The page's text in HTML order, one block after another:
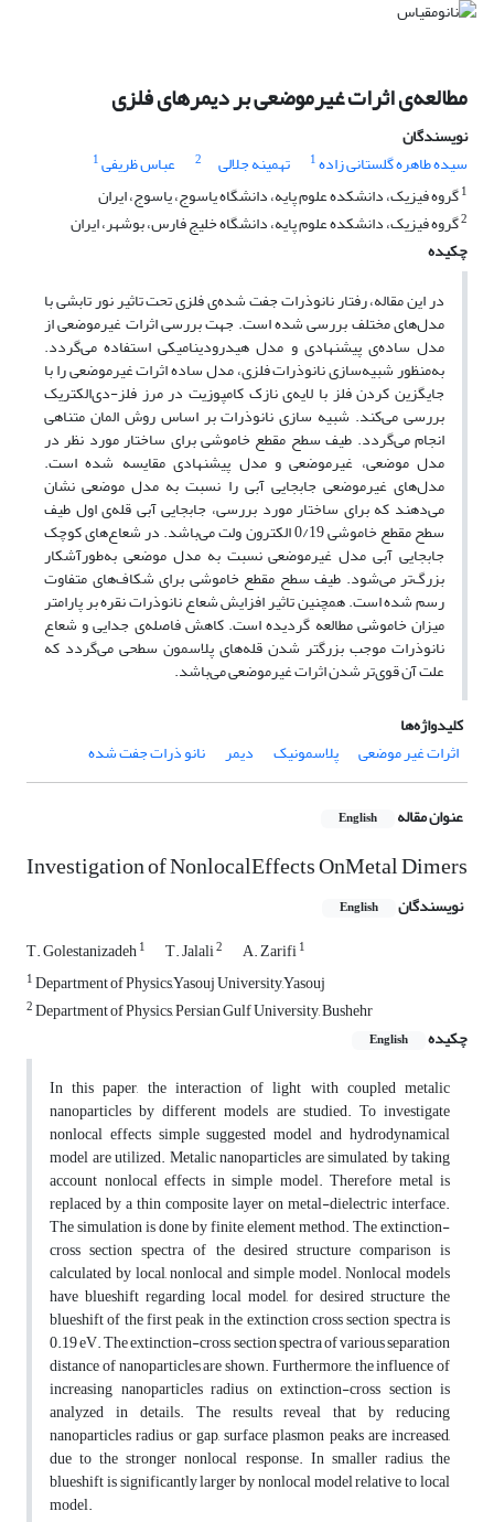
مطالعه‌ی اثرات غیرموضعی بر دیمرهای فلزی
نویسندگان
سیده طاهره گلستانی زاده1 تهمینه جلالی 2 عباس ظریفی1
1گروه فیزیک، دانشکده علوم پایه، دانشگاه یاسوج، یاسوج، ایران
2گروه فیزیک، دانشکده علوم پایه، دانشگاه خلیج فارس، بوشهر، ایران
چکیده
در این مقاله، رفتار نانوذرات جفت شده‌ی فلزی تحت تاثیر نور تابشی با
مدل‌های مختلف بررسی شده است. جهت بررسی اثرات غیرموضعی از
مدل ساده‌ی پیشنهادی و مدل هیدرودینامیکی استفاده ‌می‌گردد.
به‌منظور‌ شبیه‌سازی نانوذرات فلزی، مدل ساده اثرات غیر‌موضعی را با
جایگزین کردن فلز با لایه‌‌ی نازک کامپوزیت در مرز فلز-دی‌الکتریک
بررسی می‌کند. شبیه سازی‌ نانوذرات بر اساس روش المان متناهی
انجام می‌گردد. طیف سطح مقطع خاموشی برای ساختار مورد نظر در
مدل موضعی، غیرموضعی و مدل پیشنهادی مقایسه شده است.
مدل‌های غیرموضعی جابجایی آبی را نسبت به مدل موضعی نشان
می‌دهند که برای ساختار مورد بررسی، جابجایی آبی قله‌ی اول طیف
سطح مقطع خاموشی 0/19 الکترون ولت می‌باشد. در شعاع‌های کوچک
جابجایی آبی مدل‌ غیرموضعی نسبت به مدل موضعی به‌طورآشکار
بزرگ‌تر می‌شود. طیف سطح مقطع خاموشی برای شکاف‌های متفاوت
رسم شده است. همچنین تاثیر افزایش شعاع نانوذرات نقره بر پارامتر
میزان خاموشی مطالعه گردیده است. کاهش فاصله‌‌ی جدایی و شعاع
نانوذرات موجب بزرگتر شدن قله‌های پلاسمون سطحی می‌گردد که
علت آن قوی‌تر شدن اثرات غیرموضعی می‌باشد.
کلیدواژه‌ها
اثرات غیر موضعی
پلاسمونیک دیمر نانو ذرات جفت شده
عنوان مقاله English
Investigation of NonlocalEffects OnMetal Dimers
نویسندگان English
T. Golestanizadeh1 T. Jalali2 A. Zarifi1
1Department of Physics,Yasouj University,Yasouj
2Department of Physics, Persian Gulf University, Bushehr
چکیده
English
In this paper, the interaction of light with coupled metalic
nanoparticles by different models are studied. To investigate
nonlocal effects simple suggested model and hydrodynamical
model are utilized. Metalic nanoparticles are simulated, by taking
account nonlocal effects in simple model. Therefore metal is
replaced by a thin composite layer on metal-dielectric interface.
The simulation is done by finite element method. The extinction-
cross section spectra of the desired structure comparison is
calculated by local, nonlocal and simple model. Nonlocal models
have blueshift regarding local model, for desired structure the
blueshift of the first peak in the extinction cross section spectra is
0.19 eV. The extinction-cross section spectra of various separation
distance of nanoparticles are shown. Furthermore, the influence of
increasing nanoparticles radius on extinction-cross section is
analyzed in details. The results reveal that by reducing
nanoparticles radius or gap, surface plasmon peaks are increased,
due to the stronger nonlocal response. In smaller radius, the
blueshift is significantly larger by nonlocal model relative to local
model.